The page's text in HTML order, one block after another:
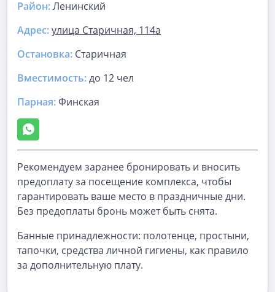
Район:Ленинский
Адрес:улица Старичная, 114а
Остановка: Старичная
Вместимость:до 12 чел
Парная:Финская
Рекомендуем заранее бронировать и вносить
предоплату за посещение комплекса, чтобы
гарантировать ваше место в праздничные дни.
Без предоплаты бронь может быть снята.
Банные принадлежности: полотенце, простыни,
тапочки, средства личной гигиены, как правило
за дополнительную плату.